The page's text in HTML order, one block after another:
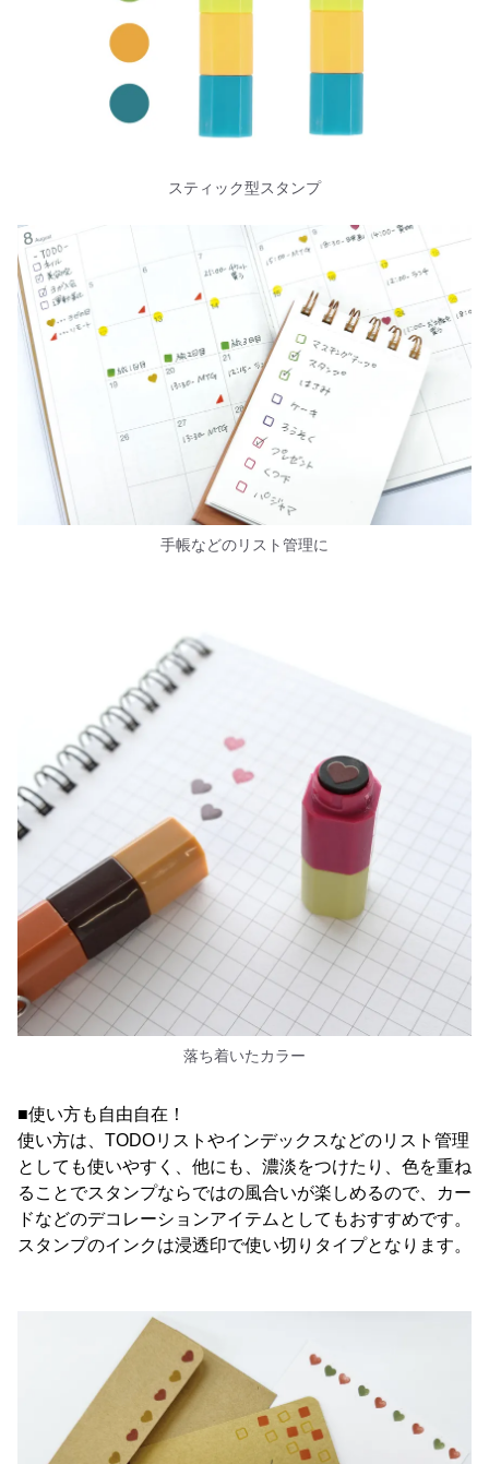
スティック型スタンプ
手帳などのリスト管理に
落ち着いたカラー
■使い方も自由自在！
使い方は、TODOリストやインデックスなどのリスト管理
としても使いやすく、他にも、濃淡をつけたり、色を重ね
ることでスタンプならではの風合いが楽しめるので、カー
ドなどのデコレーションアイテムとしてもおすすめです。
スタンプのインクは浸透印で使い切りタイプとなります。